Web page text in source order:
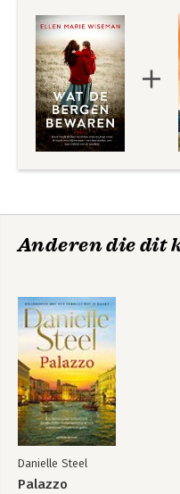
Anderen die dit
Danielle Steel
Palazzo